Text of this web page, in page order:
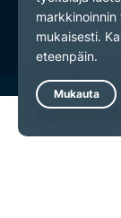
Evästeasetukset